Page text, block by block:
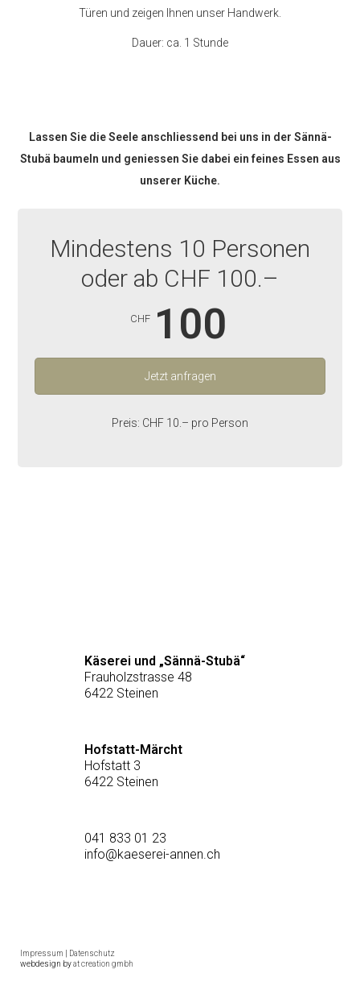
Türen und zeigen Ihnen unser Handwerk.
Dauer: ca. 1 Stunde
Lassen Sie die Seele anschliessend bei uns in der Sännä-
Stubä baumeln und geniessen Sie dabei ein feines Essen aus
unserer Küche.
Mindestens 10 Personen
oder ab CHF 100.–
CHF 100
Jetzt anfragen
Preis: CHF 10.– pro Person
Käserei und „Sännä-Stubä“
Frauholzstrasse 48
6422 Steinen
Hofstatt-Märcht
Hofstatt 3
6422 Steinen
041 833 01 23
info@kaeserei-annen.ch
Impressum
Datenschutz
webdesign byat creation gmbh